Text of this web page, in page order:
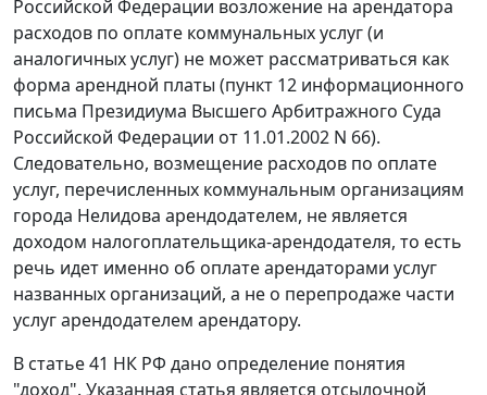
Российской Федерации возложение на арендатора
расходов по оплате коммунальных услуг (и
аналогичных услуг) не может рассматриваться как
форма арендной платы (пункт 12 информационного
письма Президиума Высшего Арбитражного Суда
Российской Федерации от 11.01.2002 N 66).
Следовательно, возмещение расходов по оплате
услуг, перечисленных коммунальным организациям
города Нелидова арендодателем, не является
доходом налогоплательщика-арендодателя, то есть
речь идет именно об оплате арендаторами услуг
названных организаций, а не о перепродаже части
услуг арендодателем арендатору.
В статье 41 НК РФ дано определение понятия
"доход". Указанная статья является отсылочной